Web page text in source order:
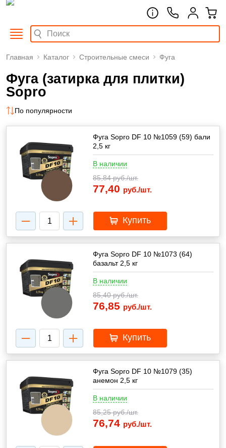
Главная Каталог Строительные смеси Фуга
Фуга (затирка для плитки)
Sopro
По популярности
Фуга Sopro DF 10 №1059 (59) бали
2,5 кг
В наличии
85,84руб./шт.
77,40 руб./шт.
Купить
Фуга Sopro DF 10 №1073 (64)
базальт 2,5 кг
В наличии
85,40руб./шт.
76,85 руб./шт.
Купить
Фуга Sopro DF 10 №1079 (35)
анемон 2,5 кг
В наличии
85,25руб./шт.
76,74 руб./шт.